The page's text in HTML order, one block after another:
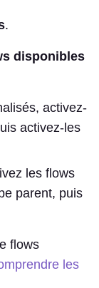
.
disponibles
activez-
activez-les
les flows
parent, puis
flows
les